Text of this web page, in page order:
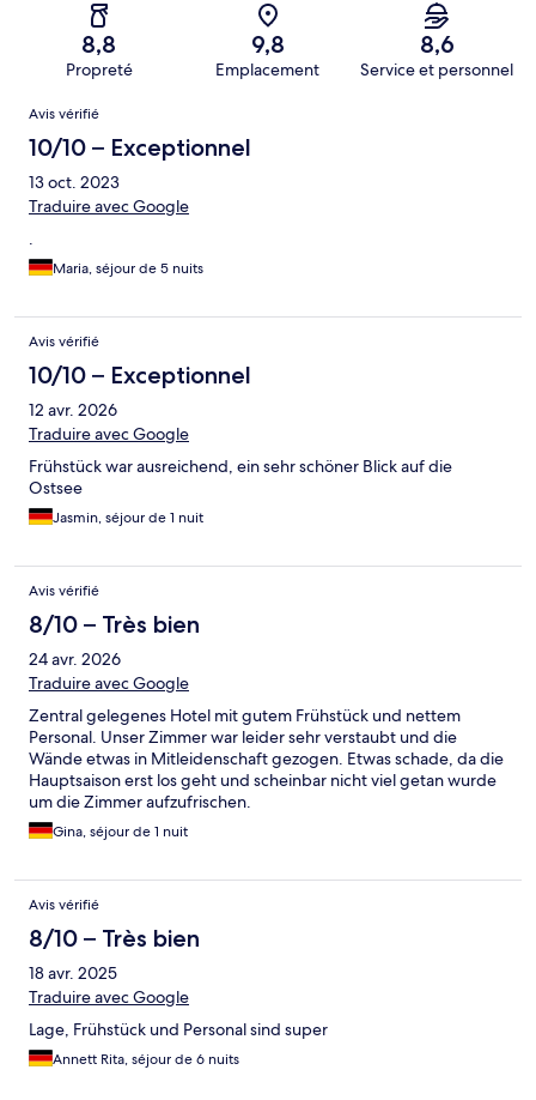
8,8
Propreté
9,8
Emplacement
8,6
Service et personnel
Avis
Avis vérifié
10/10 – Exceptionnel
13 oct. 2023
Traduire avec Google
.
Maria, séjour de 5 nuits
Avis vérifié
10/10 – Exceptionnel
12 avr. 2026
Traduire avec Google
Frühstück war ausreichend, ein sehr schöner Blick auf die
Ostsee
Jasmin, séjour de 1 nuit
Avis vérifié
8/10 – Très bien
24 avr. 2026
Traduire avec Google
Zentral gelegenes Hotel mit gutem Frühstück und nettem
Personal. Unser Zimmer war leider sehr verstaubt und die
Wände etwas in Mitleidenschaft gezogen. Etwas schade, da die
Hauptsaison erst los geht und scheinbar nicht viel getan wurde
um die Zimmer aufzufrischen.
Gina, séjour de 1 nuit
Avis vérifié
8/10 – Très bien
18 avr. 2025
Traduire avec Google
Lage, Frühstück und Personal sind super
Annett Rita, séjour de 6 nuits